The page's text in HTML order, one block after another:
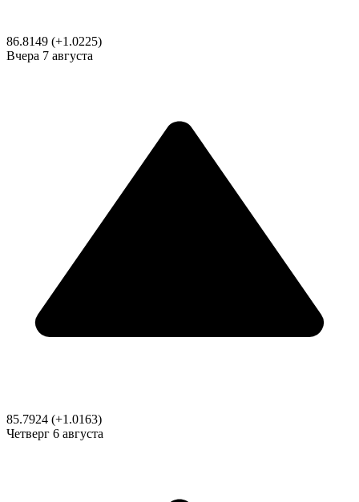
86.8149 (+1.0225)
Вчера 7 августа
85.7924 (+1.0163)
Четверг 6 августа